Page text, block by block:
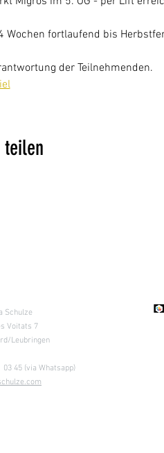
Wochen fortlaufend bis
der Teilnehmenden.
teilen
Schulze
Voitats 7
Leubringen
03 45 (via Whatsapp)